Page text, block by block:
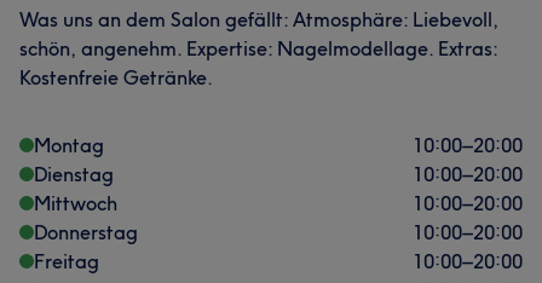
Was uns an dem Salon gefällt: Atmosphäre: Liebevoll,
schön, angenehm. Expertise: Nagelmodellage. Extras:
Kostenfreie Getränke.
Montag 10:00–20:00
Dienstag
10:00–20:00
Mittwoch
10:00–20:00
Donnerstag
10:00–20:00
Freitag
10:00–20:00